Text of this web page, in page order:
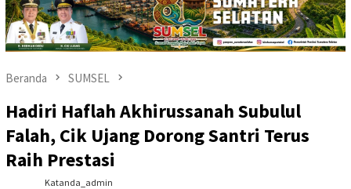
Beranda SUMSEL
Hadiri Haflah Akhirussanah Subulul
Falah, Cik Ujang Dorong Santri Terus
Raih Prestasi
Katanda_admin